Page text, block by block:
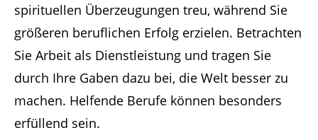
spirituellen Überzeugungen treu, während Sie
größeren beruflichen Erfolg erzielen. Betrachten
Sie Arbeit als Dienstleistung und tragen Sie
durch Ihre Gaben dazu bei, die Welt besser zu
machen. Helfende Berufe können besonders
erfüllend sein.